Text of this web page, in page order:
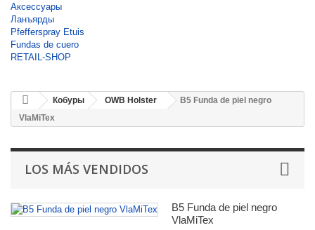
Аксессуары
Ланъярды
Pfefferspray Etuis
Fundas de cuero
RETAIL-SHOP
Кобуры OWB Holster
B5 Funda de piel negro
VlaMiTex
LOS MÁS VENDIDOS
B5 Funda de piel negro
VlaMiTex